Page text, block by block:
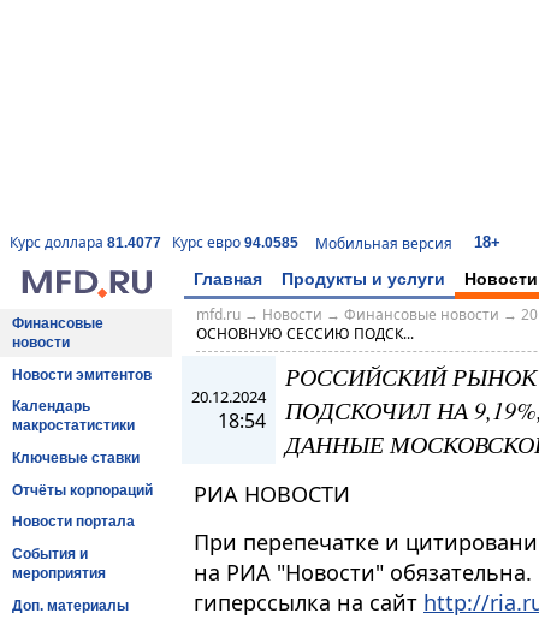
Курс доллара 81.4077 Курс евро 94.0585 Мобильная версия 18+
Главная Продукты и услуги Новости
Финансовые
новости
Новости эмитентов
Календарь
макростатистики
Ключевые ставки
Отчёты корпораций
Новости портала
События и
мероприятия
Доп. материалы
mfd.ru→ Новости → Финансовые новости →
ОСНОВНУЮ СЕССИЮ ПОДСК...
20.12.2024
18:54
РОССИЙСКИЙ
ПОДСКОЧИЛ НА
ДАННЫЕ
РИА НОВОСТИ
При перепечатке и
на РИА "Новости"
гиперссылка на сайт http://